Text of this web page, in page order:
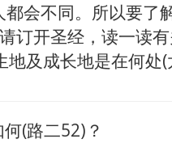
会不同。所以要了
订开圣经，读一读
地及成长地是在何处(
(路二52)？